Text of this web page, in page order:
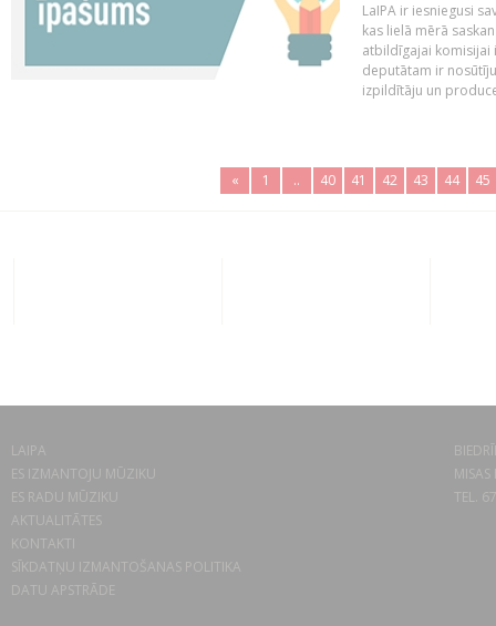
LaIPA ir iesniegusi
kas lielā mērā
atbildīgajai komisijai
deputātam ir
izpildītāju un
« 1 .. 40 41 42 43 44 45
LAIPA
ES IZMANTOJU MŪZIKU
ES RADU MŪZIKU
AKTUALITĀTES
KONTAKTI
SĪKDATŅU IZMANTOŠANAS POLITIKA
DATU APSTRĀDE
TEL.